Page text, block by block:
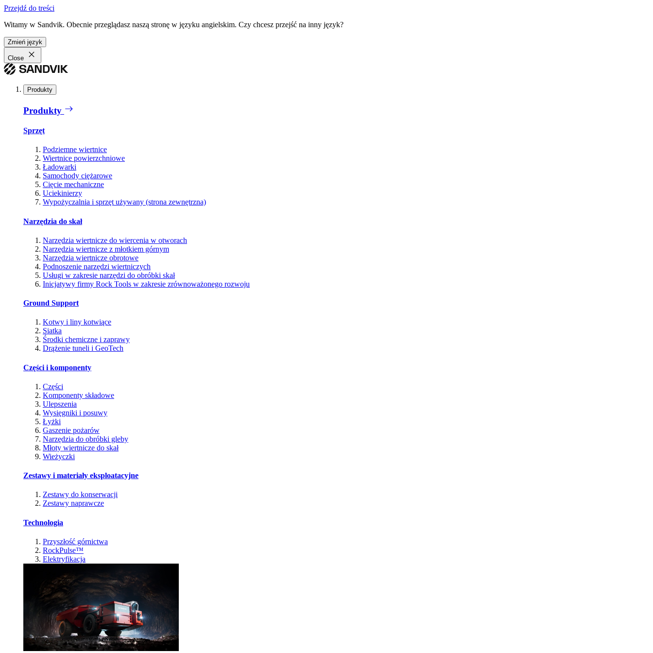
Przejdź do treści
Witamy w Sandvik. Obecnie przeglądasz naszą stronę w języku angielskim. Czy chcesz przejść na inny język?
Zmień język
Close
Produkty
Produkty
Sprzęt
Podziemne wiertnice
Wiertnice powierzchniowe
Ładowarki
Samochody ciężarowe
Cięcie mechaniczne
Uciekinierzy
Wypożyczalnia i sprzęt używany (strona zewnętrzna)
Narzędzia do skał
Narzędzia wiertnicze do wiercenia w otworach
Narzędzia wiertnicze z młotkiem górnym
Narzędzia wiertnicze obrotowe
Podnoszenie narzędzi wiertniczych
Usługi w zakresie narzędzi do obróbki skał
Inicjatywy firmy Rock Tools w zakresie zrównoważonego rozwoju
Ground Support
Kotwy i liny kotwiące
Siatka
Środki chemiczne i zaprawy
Drążenie tuneli i GeoTech
Części i komponenty
Części
Komponenty składowe
Ulepszenia
Wysięgniki i posuwy
Łyżki
Gaszenie pożarów
Narzędzia do obróbki gleby
Młoty wiertnicze do skał
Wieżyczki
Zestawy i materiały eksploatacyjne
Zestawy do konserwacji
Zestawy naprawcze
Technologia
Przyszłość górnictwa
RockPulse™
Elektryfikacja